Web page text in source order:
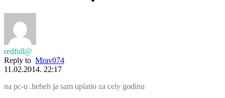
redfull@
Reply to Mrav074
11.02.2014. 22:17
na pc-u .heheh ja sam uplatio za cely godinu